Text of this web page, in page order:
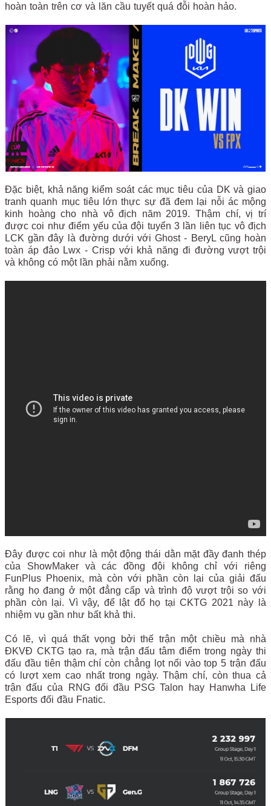
hoàn toàn trên cơ và lăn cầu tuyết quá đỗi hoàn hảo.
Đặc biệt, khả năng kiểm soát các mục tiêu của DK và giao
tranh quanh mục tiêu lớn thực sự đã đem lại nỗi ác mộng
kinh hoàng cho nhà vô địch năm 2019. Thậm chí, vị trí
được coi như điểm yếu của đội tuyển 3 lần liên tục vô địch
LCK gần đây là đường dưới với Ghost - BeryL cũng hoàn
toàn áp đảo Lwx - Crisp với khả năng đi đường vượt trội
và không có một lần phải nằm xuống.
Đây được coi như là một động thái dằn mặt đầy đanh thép
của ShowMaker và các đồng đội không chỉ với riêng
FunPlus Phoenix, mà còn với phần còn lại của giải đấu
rằng họ đang ở một đẳng cấp và trình độ vượt trội so với
phần còn lại. Vì vậy, để lật đổ họ tại CKTG 2021 này là
nhiệm vụ gần như bất khả thi.
Có lẽ, vì quá thất vọng bởi thế trận một chiều mà nhà
ĐKVĐ CKTG tạo ra, mà trận đấu tâm điểm trong ngày thi
đấu đầu tiên thậm chí còn chẳng lọt nổi vào top 5 trận đấu
có lượt xem cao nhất trong ngày. Thậm chí, còn thua cả
trận đấu của RNG đối đầu PSG Talon hay Hanwha Life
Esports đối đầu Fnatic.